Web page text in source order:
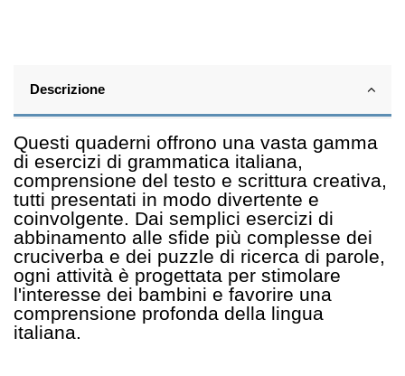
Descrizione
Questi quaderni offrono una vasta gamma
di esercizi di grammatica italiana,
comprensione del testo e scrittura creativa,
tutti presentati in modo divertente e
coinvolgente. Dai semplici esercizi di
abbinamento alle sfide più complesse dei
cruciverba e dei puzzle di ricerca di parole,
ogni attività è progettata per stimolare
l'interesse dei bambini e favorire una
comprensione profonda della lingua
italiana.